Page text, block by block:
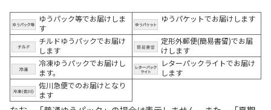
ゆうパック等でお届けしま
す
ゆうパケットでお届けします
チルドゆうパックでお届け
します
定形外郵便(簡易書留)でお届
けします
冷凍ゆうパックでお届けし
ます。
レターパックライトでお届け
します
佐川急便でのお届けとなり
ます